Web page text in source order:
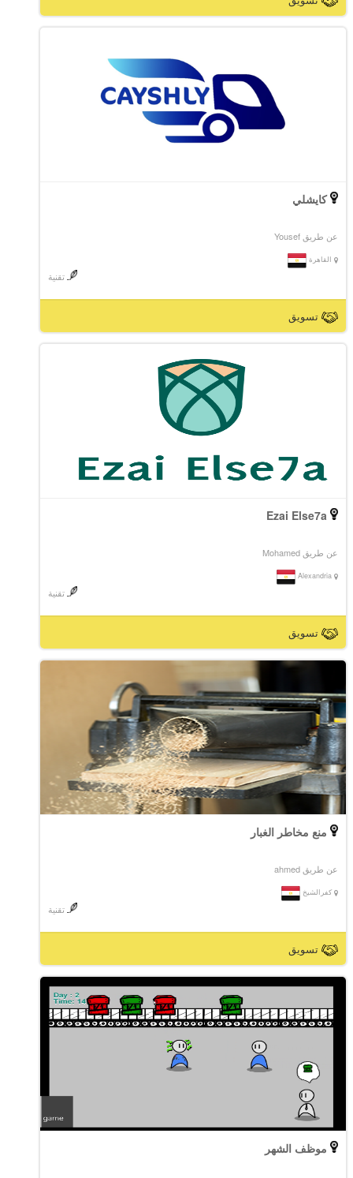
كايشلي
عن طريق Yousef
القاهرة
تقنية
تسويق
Ezai Else7a
عن طريق Mohamed
Alexandria
تقنية
تسويق
منع مخاطر الغبار
عن طريق ahmed
كفرالشيخ
تقنية
تسويق
موظف الشهر